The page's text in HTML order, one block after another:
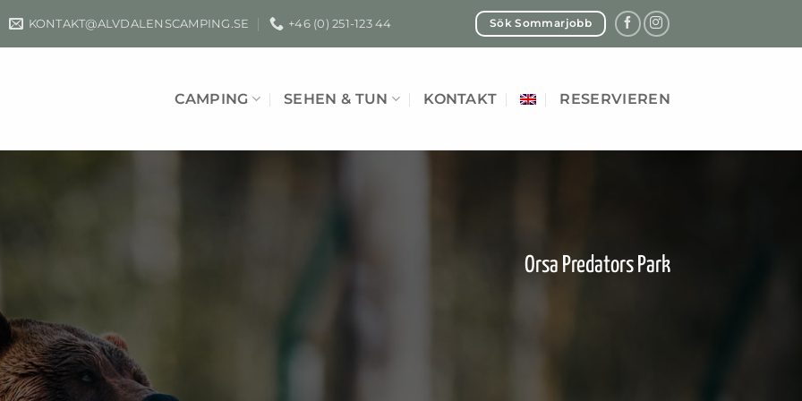
KONTAKT­@ALVDALENSCAMPING.SE +46 (0) 251-123 44 Sök Sommarjobb
CAMPING SEHEN & TUN KONTAKT RESERVIEREN
Orsa Predators Park